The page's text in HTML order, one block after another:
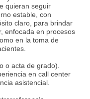
quieran seguir
estable, con
claro, para brindar
enfocada en procesos
en la toma de
o acta de grado).
en call center
asistencial.